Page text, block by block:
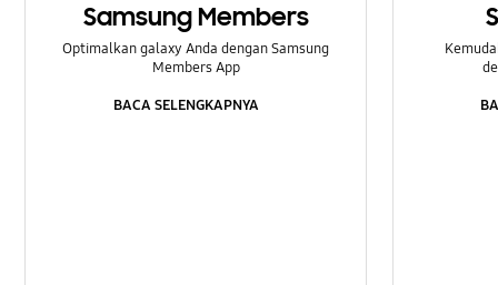
Samsung Members
Optimalkan galaxy Anda dengan Samsung
Members App
BACA SELENGKAPNYA